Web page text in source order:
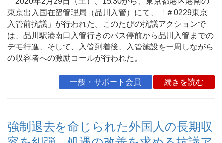
東京出入国在留管理局（品川入管）にて、「＃0229東京
入管前抗議」が行われた。このたびの抗議アクションで
は、品川駅港南口入管行きのバス停前から品川入管までの
デモ行進、そして、入管到着後、入管施設を一周しながら
の収容者への激励コールが行われた。
一般・サポート会員 続きを読む
強制退去を命じられた外国人の長期収